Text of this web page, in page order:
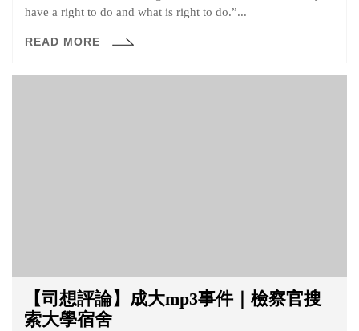
have a right to do and what is right to do.”...
READ MORE
【司想評論】成大mp3事件｜檢察官搜
索大學宿舍